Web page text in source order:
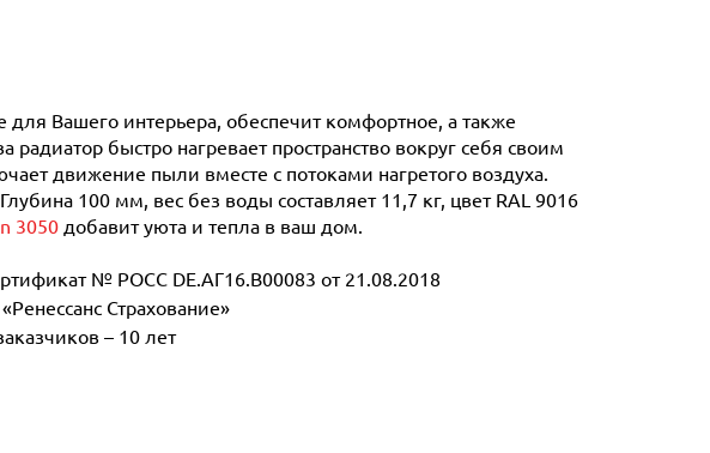
Вашего интерьера, обеспечит комфортное, а также
быстро нагревает пространство вокруг себя своим
движение пыли вместе с потоками нагретого воздуха.
100 мм, вес без воды составляет 11,7 кг, цвет RAL 9016
3050 добавит уюта и тепла в ваш дом.
№ POCC DE.АГ16.В00083 от 21.08.2018
Страхование»
– 10 лет